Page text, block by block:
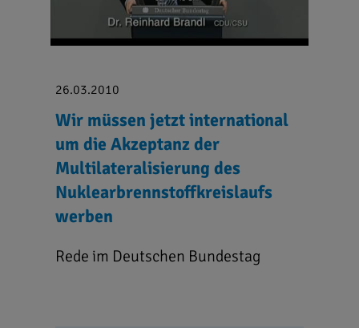
26.03.2010
Wir müssen jetzt international
um die Akzeptanz der
Multilateralisierung des
Nuklearbrennstoffkreislaufs
werben
Rede im Deutschen Bundestag